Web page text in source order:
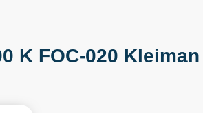
K FOC-020 Kleiman